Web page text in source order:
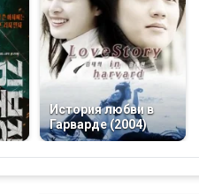
История любви в
Гарварде (2004)